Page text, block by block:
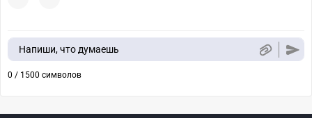
Напиши, что думаешь
0 / 1500 символов